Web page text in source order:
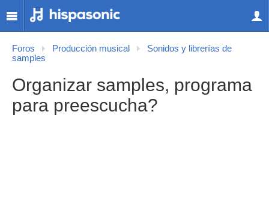
Foros Producción musical
Sonidos y librerías de
samples
Organizar samples, programa
para preescucha?